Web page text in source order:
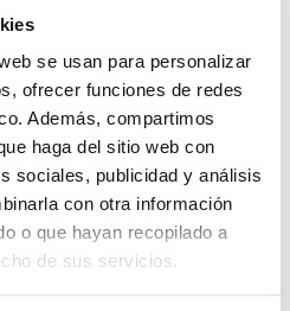
se usan para personalizar
ofrecer funciones de redes
Además, compartimos
haga del sitio web con
sociales, publicidad y análisis
con otra información
o que hayan recopilado a
de sus servicios.
Barcelona Nord y la
Caldes de Malavella
+500